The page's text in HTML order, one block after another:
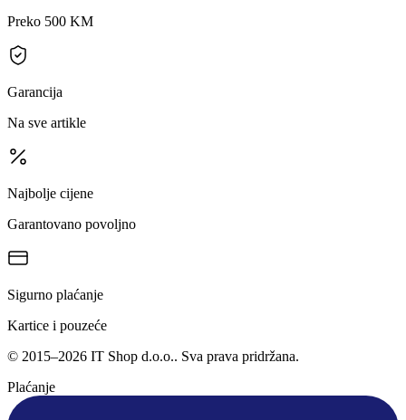
Preko 500 KM
Garancija
Na sve artikle
Najbolje cijene
Garantovano povoljno
Sigurno plaćanje
Kartice i pouzeće
© 2015–2026 IT Shop d.o.o.. Sva prava pridržana.
Plaćanje